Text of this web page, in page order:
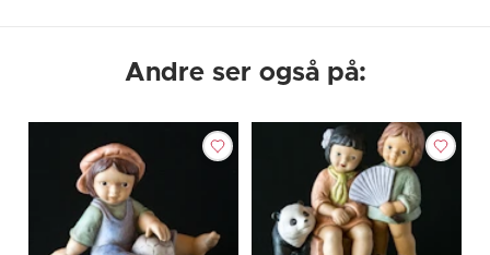
Andre ser også på: